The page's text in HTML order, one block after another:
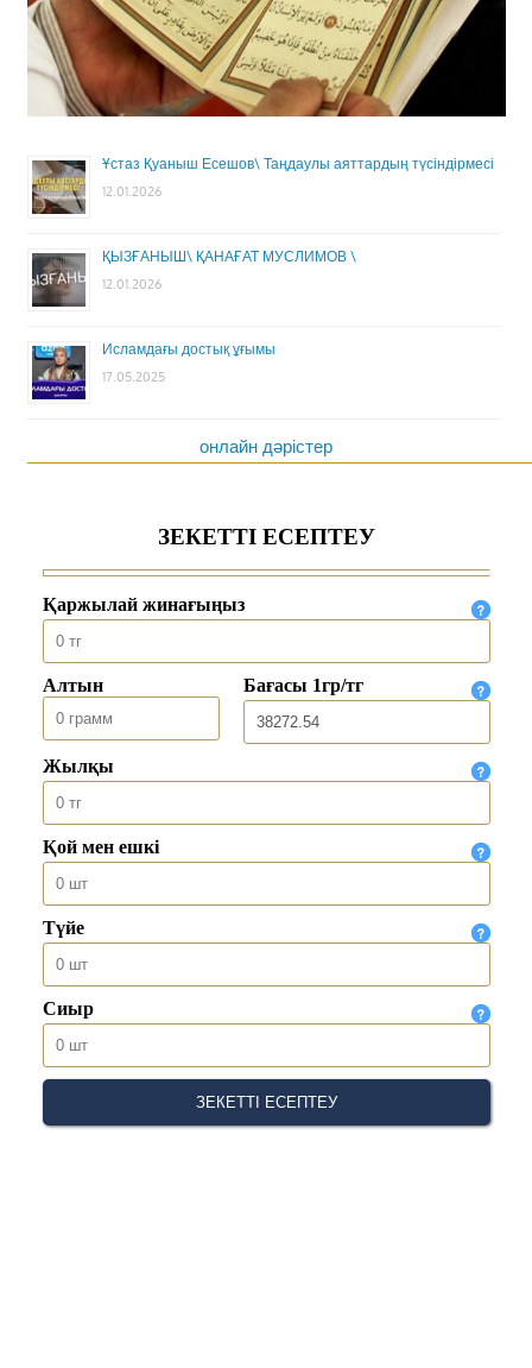
Ұстаз Қуаныш Есешов\ Таңдаулы аяттардың түсіндірмесі
12.01.2026
ҚЫЗҒАНЫШ\ ҚАНАҒАТ МУСЛИМОВ \
12.01.2026
Исламдағы достық ұғымы
17.05.2025
онлайн дәрістер